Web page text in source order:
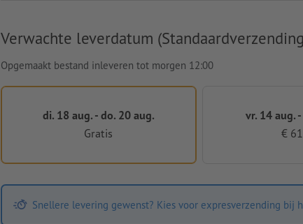
Verwachte leverdatum
Opgemaakt bestand inleveren tot morgen 12:00
di. 18 aug. - do. 20 aug.
Gratis
vr. 14 aug.
€
Snellere levering gewenst? Kies voor expresverzending bij